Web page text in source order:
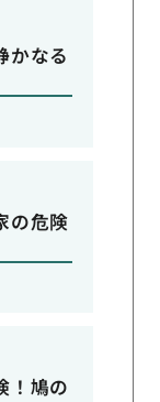
かなる
の危険
！鳩の